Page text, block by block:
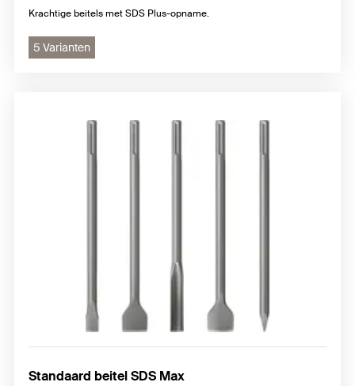
Krachtige beitels met SDS Plus-opname.
5 Varianten
Standaard beitel SDS Max